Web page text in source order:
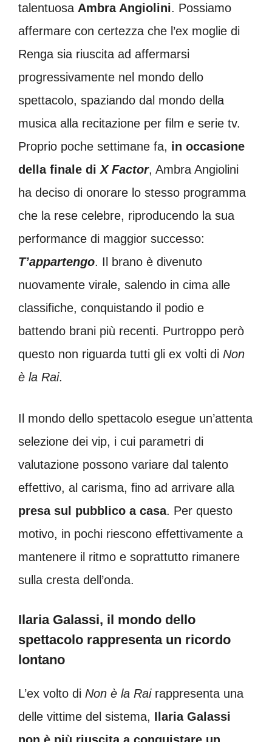
talentuosa Ambra Angiolini. Possiamo
affermare con certezza che l’ex moglie di
Renga sia riuscita ad affermarsi
progressivamente nel mondo dello
spettacolo, spaziando dal mondo della
musica alla recitazione per film e serie tv.
Proprio poche settimane fa, in occasione
della finale di X Factor, Ambra Angiolini
ha deciso di onorare lo stesso programma
che la rese celebre, riproducendo la sua
performance di maggior successo:
T’appartengo. Il brano è divenuto
nuovamente virale, salendo in cima alle
classifiche, conquistando il podio e
battendo brani più recenti. Purtroppo però
questo non riguarda tutti gli ex volti di Non
è la Rai.
Il mondo dello spettacolo esegue un’attenta
selezione dei vip, i cui parametri di
valutazione possono variare dal talento
effettivo, al carisma, fino ad arrivare alla
presa sul pubblico a casa. Per questo
motivo, in pochi riescono effettivamente a
mantenere il ritmo e soprattutto rimanere
sulla cresta dell’onda.
Ilaria Galassi, il mondo dello
spettacolo rappresenta un ricordo
lontano
L’ex volto di Non è la Rairappresenta una
delle vittime del sistema, Ilaria Galassi